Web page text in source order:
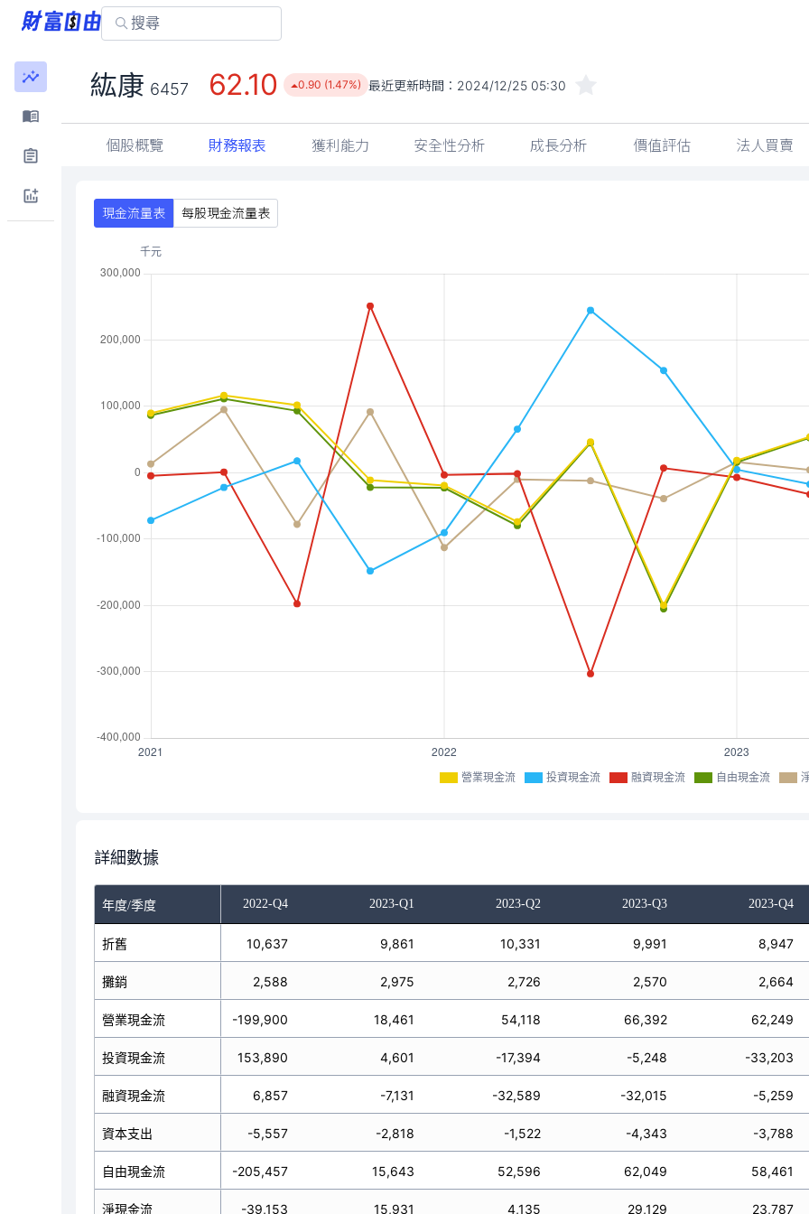
紘康 6457 62.10 0.90 (1.47%) 最近更新時間： 2024/12/25 05:30
個股概覽 財務報表 獲利能力 安全性分析 成長分析 價值評估 法人買賣
現金流量表 每股現金流量表
營業現金流 投資現金流 融資現金流 自由現金流
詳細數據
年度/季度
2022-Q3 2022-Q4 2023-Q1 2023-Q2 2023-Q3 2023-Q4
折舊
攤銷
營業現金流
投資現金流
融資現金流
資本支出
自由現金流
淨現金流
10,637 9,861 10,331 9,991 8,947
2,588 2,975 2,726 2,570 2,664
46,284 -199,900 18,461 54,118 66,392 62,249
244,780 153,890 4,601 -17,394 -5,248 -33,203
-303,158 6,857 -7,131 -32,589 -32,015 -5,259
-1,487 -5,557 -2,818 -1,522 -4,343 -3,788
44,797 -205,457 15,643 52,596 62,049 58,461
-12,094 -39,153 15,931 4,135 29,129 23,787